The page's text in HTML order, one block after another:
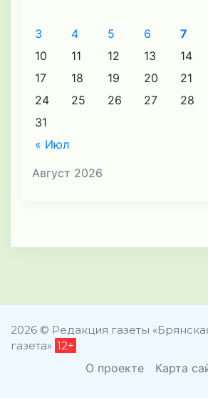
Август 2026
« Июл
3
4 5 6 7
10
11 12 13 14
17
18 19 20 21
24
25 26 27 28
31
2026 © Редакция газеты
газета» 12+
О проекте Карта